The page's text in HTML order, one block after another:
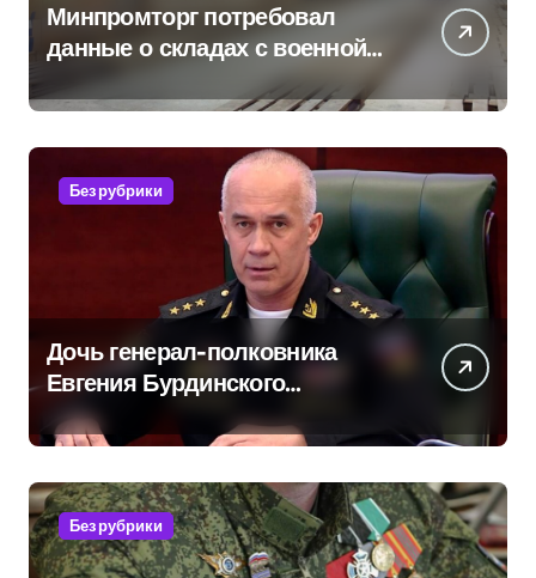
Минпромторг потребовал
данные о складах с военной
продукцией: предприятия
обратились в СК
Без рубрики
Дочь генерал-полковника
Евгения Бурдинского
оказывает платные услуги по
вопросам военной службы и
бронирования
Без рубрики